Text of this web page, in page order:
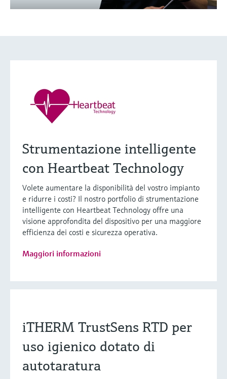
Strumentazione intelligente
con Heartbeat Technology
Volete aumentare la disponibilità del vostro impianto
e ridurre i costi? Il nostro portfolio di strumentazione
intelligente con Heartbeat Technology offre una
visione approfondita del dispositivo per una maggiore
efficienza dei costi e sicurezza operativa.
Maggiori informazioni
iTHERM TrustSens RTD per
uso igienico dotato di
autotaratura